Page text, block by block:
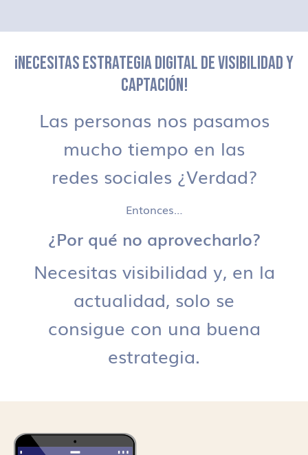
¡NECESITAS ESTRATEGIA DIGITAL DE VISIBILIDAD Y
CAPTACIÓN!
Las personas nos pasamos
mucho tiempo en las
redes sociales ¿Verdad?
Entonces…
¿Por qué no aprovecharlo?
Necesitas visibilidad y, en la
actualidad, solo se
consigue con una buena
estrategia.